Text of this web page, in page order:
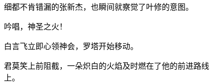
细都不肯错漏的张新杰，也瞬间就察觉了叶修的意图。
吟唱，神圣之火！
白言飞立即心领神会，罗塔开始移动。
君莫笑上前阻截，一朵炽白的火焰及时燃在了他的前进路线
上。